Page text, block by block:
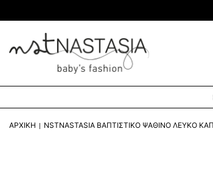
ΑΡΧΙΚΉ NSTNASTASIA ΒΑΠΤΙΣΤΙΚΌ ΨΆΘΙΝΟ ΛΕΥΚΌ